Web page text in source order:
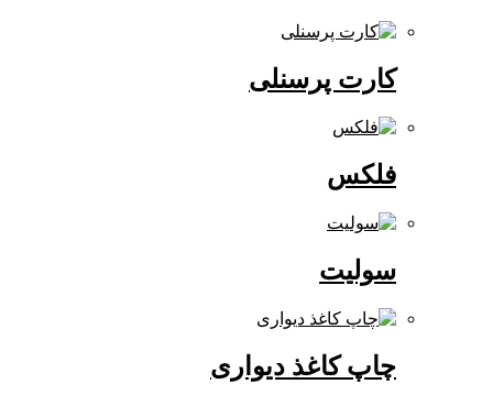
کارت پرسنلی
چاپ کاغذ دیواری